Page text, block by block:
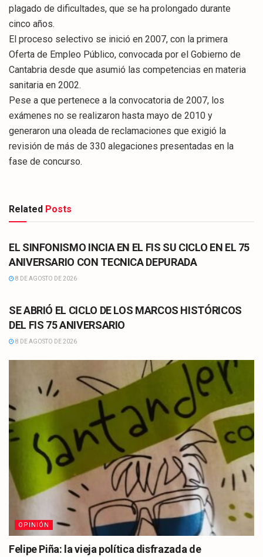
plagado de dificultades, que se ha prolongado durante
cinco años.
El proceso selectivo se inició en 2007, con la primera
Oferta de Empleo Público, convocada por el Gobierno de
Cantabria desde que asumió las competencias en materia
sanitaria en 2002.
Pese a que pertenece a la convocatoria de 2007, los
exámenes no se realizaron hasta mayo de 2010 y
generaron una oleada de reclamaciones que exigió la
revisión de más de 330 alegaciones presentadas en la
fase de concurso.
Related Posts
CULTURA
EL SINFONISMO INCIA EN EL FIS SU CICLO EN EL 75
ANIVERSARIO CON TECNICA DEPURADA
8 DE AGOSTO DE 2026
SE ABRIÓ EL CICLO DE LOS MARCOS HISTÓRICOS
DEL FIS 75 ANIVERSARIO
8 DE AGOSTO DE 2026
OPINIÓN
Felipe Piña: la vieja política disfrazada de